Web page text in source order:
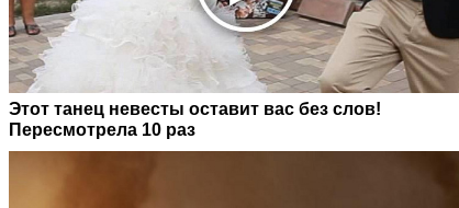
Этот танец невесты оставит вас без слов!
Пересмотрела 10 раз